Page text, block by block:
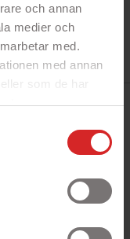
och annan
medier och
med.
med annan
som de har